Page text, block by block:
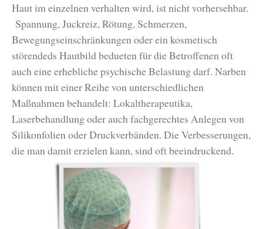
Haut im einzelnen verhalten wird, ist nicht vorhersehbar.
Spannung, Juckreiz, Rötung, Schmerzen,
Bewegungseinschränkungen oder ein kosmetisch
störendeds Hautbild bedueten für die Betroffenen oft
auch eine erhebliche psychische Belastung darf. Narben
können mit einer Reihe von unterschiedlichen
Maßnahmen behandelt: Lokaltherapeutika,
Laserbehandlung oder auch fachgerechtes Anlegen von
Silikonfolien oder Druckverbänden. Die Verbesserungen,
die man damit erzielen kann, sind oft beeindruckend.